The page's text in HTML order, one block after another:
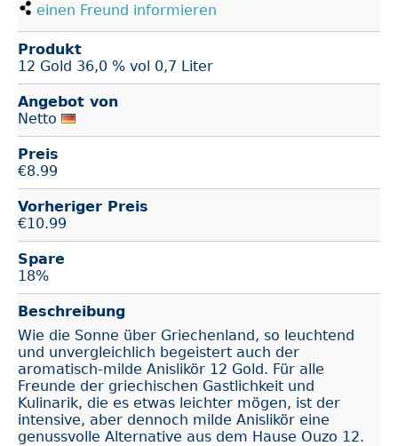
einen Freund informieren
Produkt
12 Gold 36,0 % vol 0,7 Liter
Angebot von
Netto
Preis
€8.99
Vorheriger Preis
€10.99
Spare
18%
Beschreibung
Wie die Sonne über Griechenland, so leuchtend
und unvergleichlich begeistert auch der
aromatisch-milde Anislikör 12 Gold. Für alle
Freunde der griechischen Gastlichkeit und
Kulinarik, die es etwas leichter mögen, ist der
intensive, aber dennoch milde Anislikör eine
genussvolle Alternative aus dem Hause Ouzo 12.